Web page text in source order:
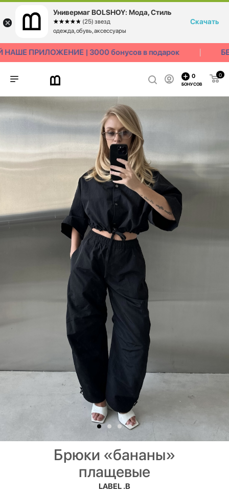
ПРИЛОЖЕНИЕ | 3000 бонусов в подарок
0
0
БОНУСОВ
Брюки «бананы»
плащевые
LABEL .B
Универмаг BOLSHOY: Мода, Стиль
☆☆☆☆☆
★★★★★ (25) звезд
одежда, обувь, аксессуары
Скачать